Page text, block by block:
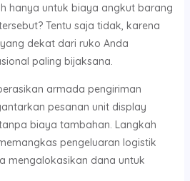
hanya untuk biaya angkut barang
Tentu saja tidak, karena
dekat dari ruko Anda
paling bijaksana.
armada pengiriman
pesanan unit display
biaya tambahan. Langkah
pengeluaran logistik
mengalokasikan dana untuk